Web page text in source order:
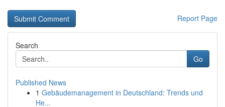
Report Page
Search
Go
Published News
1 Gebäudemanagement in Deutschland: Trends und
He...